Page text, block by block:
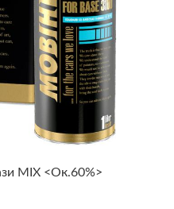
MIX <ок.60%>